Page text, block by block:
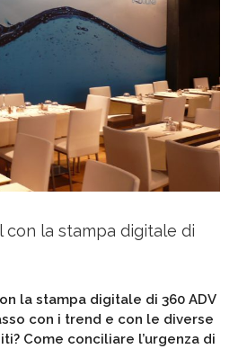
con la stampa digitale di
la stampa digitale di 360 ADV
con i trend e con le diverse
Come conciliare l’urgenza di